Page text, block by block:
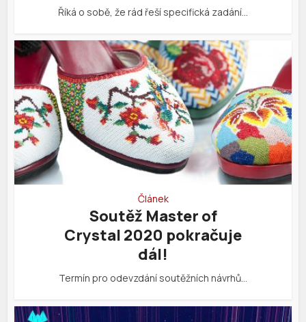
Říká o sobě, že rád řeší specifická zadání…
Článek
Soutěž Master of
Crystal 2020 pokračuje
dál!
Termín pro odevzdání soutěžních návrhů…